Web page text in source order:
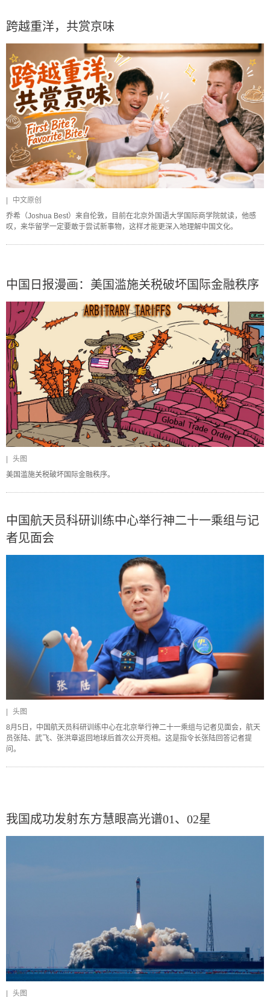
跨越重洋，共赏京味
中文原创
乔希（Joshua Best）来自伦敦，目前在北京外国语大学国际商学院就读，他感
叹，来华留学一定要敢于尝试新事物，这样才能更深入地理解中国文化。
中国日报漫画：美国滥施关税破坏国际金融秩序
|
头图
美国滥施关税破坏国际金融秩序。
中国航天员科研训练中心举行神二十一乘组与记
者见面会
|
头图
8月5日，中国航天员科研训练中心在北京举行神二十一乘组与记者见面会，航天
员张陆、武飞、张洪章返回地球后首次公开亮相。这是指令长张陆回答记者提
问。
我国成功发射东方慧眼高光谱01、02星
| 头图